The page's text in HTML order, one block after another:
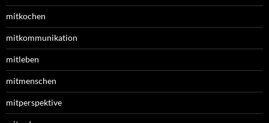
mitkochen
mitkommunikation
mitleben
mitmenschen
mitperspektive